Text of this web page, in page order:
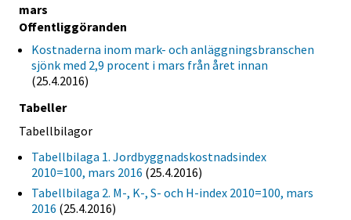
mars
Offentliggöranden
Kostnaderna inom mark- och anläggningsbranschen
sjönk med 2,9 procent i mars från året innan
(25.4.2016)
Tabeller
Tabellbilagor
Tabellbilaga 1. Jordbyggnadskostnadsindex
2010=100, mars 2016 (25.4.2016)
Tabellbilaga 2. M-, K-, S- och H-index 2010=100, mars
2016 (25.4.2016)